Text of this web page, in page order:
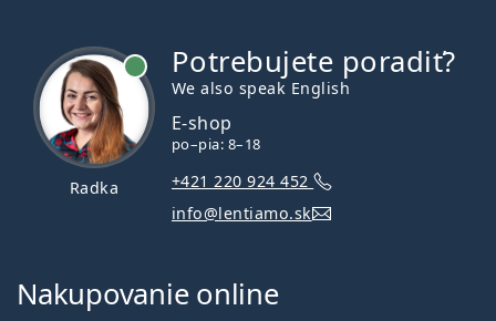
Radka
Potrebujete poradiť?
We also speak English
E-shop
po–pia: 8–18
+421 220 924 452
info@lentiamo.sk
Nakupovanie online